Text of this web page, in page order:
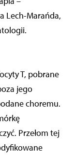
Lech-Marańda,
T, pobrane
jego
choremu.
Przełom tej